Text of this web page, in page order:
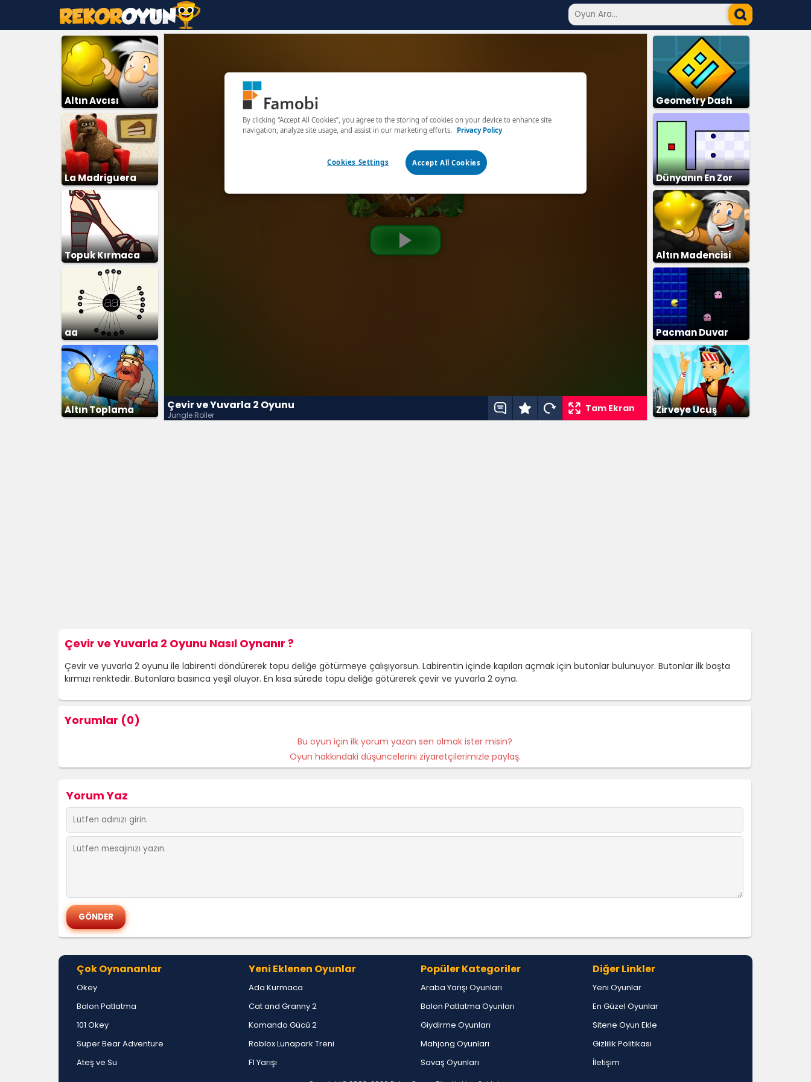
Altın Avcısı
La Madriguera
Topuk Kırmaca
aa
Altın Toplama Çevir ve Yuvarla 2 Oyunu
Jungle Roller
Tam Ekran
Geometry Dash
Dünyanın En Zor
Altın Madencisi
Pacman Duvar
Zirveye Ucuş
Çevir ve Yuvarla 2 Oyunu Nasıl Oynanır ?
Çevir ve yuvarla 2 oyunu ile labirenti döndürerek topu deliğe götürmeye çalışıyorsun. Labirentin içinde kapıları açmak için butonlar bulunuyor. Butonlar ilk başta
kırmızı renktedir. Butonlara basınca yeşil oluyor. En kısa sürede topu deliğe götürerek çevir ve yuvarla 2 oyna.
Yorumlar (0)
Bu oyun için ilk yorum yazan sen olmak ister misin?
Oyun hakkındaki düşüncelerini ziyaretçilerimizle paylaş.
Yorum Yaz
Çok Oynananlar
Okey
Balon Patlatma
101 Okey
Super Bear Adventure
Ateş ve Su
Yeni Eklenen Oyunlar
Ada Kurmaca
Cat and Granny 2
Komando Gücü 2
Roblox Lunapark Treni
F1 Yarışı
Popüler Kategoriler
Araba Yarışı Oyunları
Balon Patlatma Oyunları
Giydirme Oyunları
Mahjong Oyunları
Savaş Oyunları
Diğer Linkler
Yeni Oyunlar
En Güzel Oyunlar
Sitene Oyun Ekle
Gizlilik Politikası
İletişim